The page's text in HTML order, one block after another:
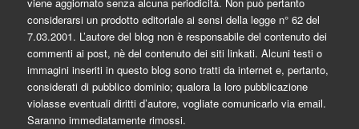
viene aggiornato senza alcuna periodicità. Non può pertanto
considerarsi un prodotto editoriale ai sensi della legge n° 62 del
7.03.2001. L’autore del blog non è responsabile del contenuto dei
commenti ai post, nè del contenuto dei siti linkati. Alcuni testi o
immagini inseriti in questo blog sono tratti da internet e, pertanto,
considerati di pubblico dominio; qualora la loro pubblicazione
violasse eventuali diritti d’autore, vogliate comunicarlo via email.
Saranno immediatamente rimossi.